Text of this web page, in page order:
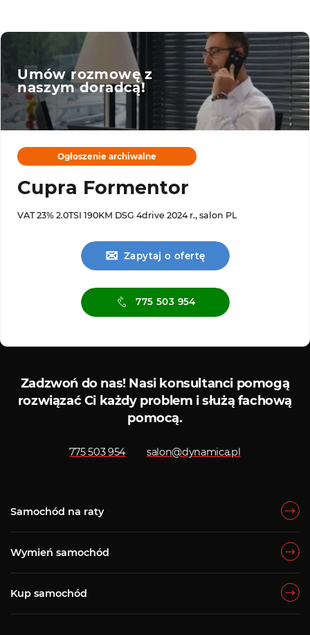
Umów rozmowę z
naszym doradcą!
Ogłoszenie archiwalne
Cupra Formentor
VAT 23% 2.0TSI 190KM DSG 4drive 2024 r., salon PL
✉ Zapytaj o ofertę
775 503 954
Zadzwoń do nas!Nasi konsultanci pomogą
rozwiązać Ci każdy problem i służą fachową
pomocą.
775 503 954 salon@dynamica.pl
Samochód na raty
Wymień samochód
Kup samochód